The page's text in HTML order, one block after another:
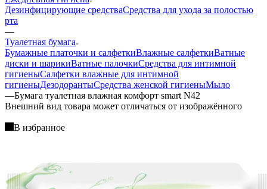
Дезинфицирующие средстваСредства для ухода за полостью
рта
—
Туалетная бумага
Бумажные платочки и салфеткиВлажные салфеткиВатные
диски и шарикиВатные палочкиСредства для интимной
гигиеныСалфетки влажные для интимной
гигиеныДезодорантыСредства женской гигиеныМыло
—Бумага туалетная влажная комфорт smart N42
Bнешний вид товара может отличаться от изображённого
В избранное